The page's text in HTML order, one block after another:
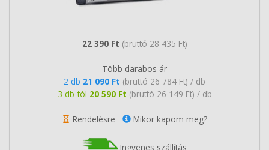
22 390 Ft (bruttó 28 435 Ft)
Több darabos ár
2 db 21 090 Ft (bruttó 26 784 Ft) / db
3 db-tól 20 590 Ft (bruttó 26 149 Ft) / db
Rendelésre Mikor kapom meg?
Ingyenes szállítás